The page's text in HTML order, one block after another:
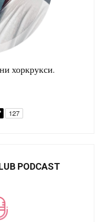
хоркрукси.
PODCAST